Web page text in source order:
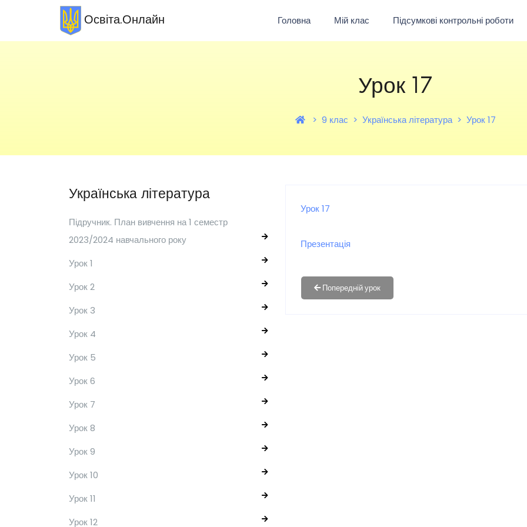
Освіта.Онлайн Головна Мій клас Підсумкові контрольні роботи
Урок 17
9 клас Українська література Урок 17
Українська література
Підручник. План вивчення на 1 семестр
2023/2024 навчального року
Урок 1
Урок 2
Урок 3
Урок 4
Урок 5
Урок 6
Урок 7
Урок 8
Урок 9
Урок 10
Урок 11
Урок 12
Урок 17
Презентація